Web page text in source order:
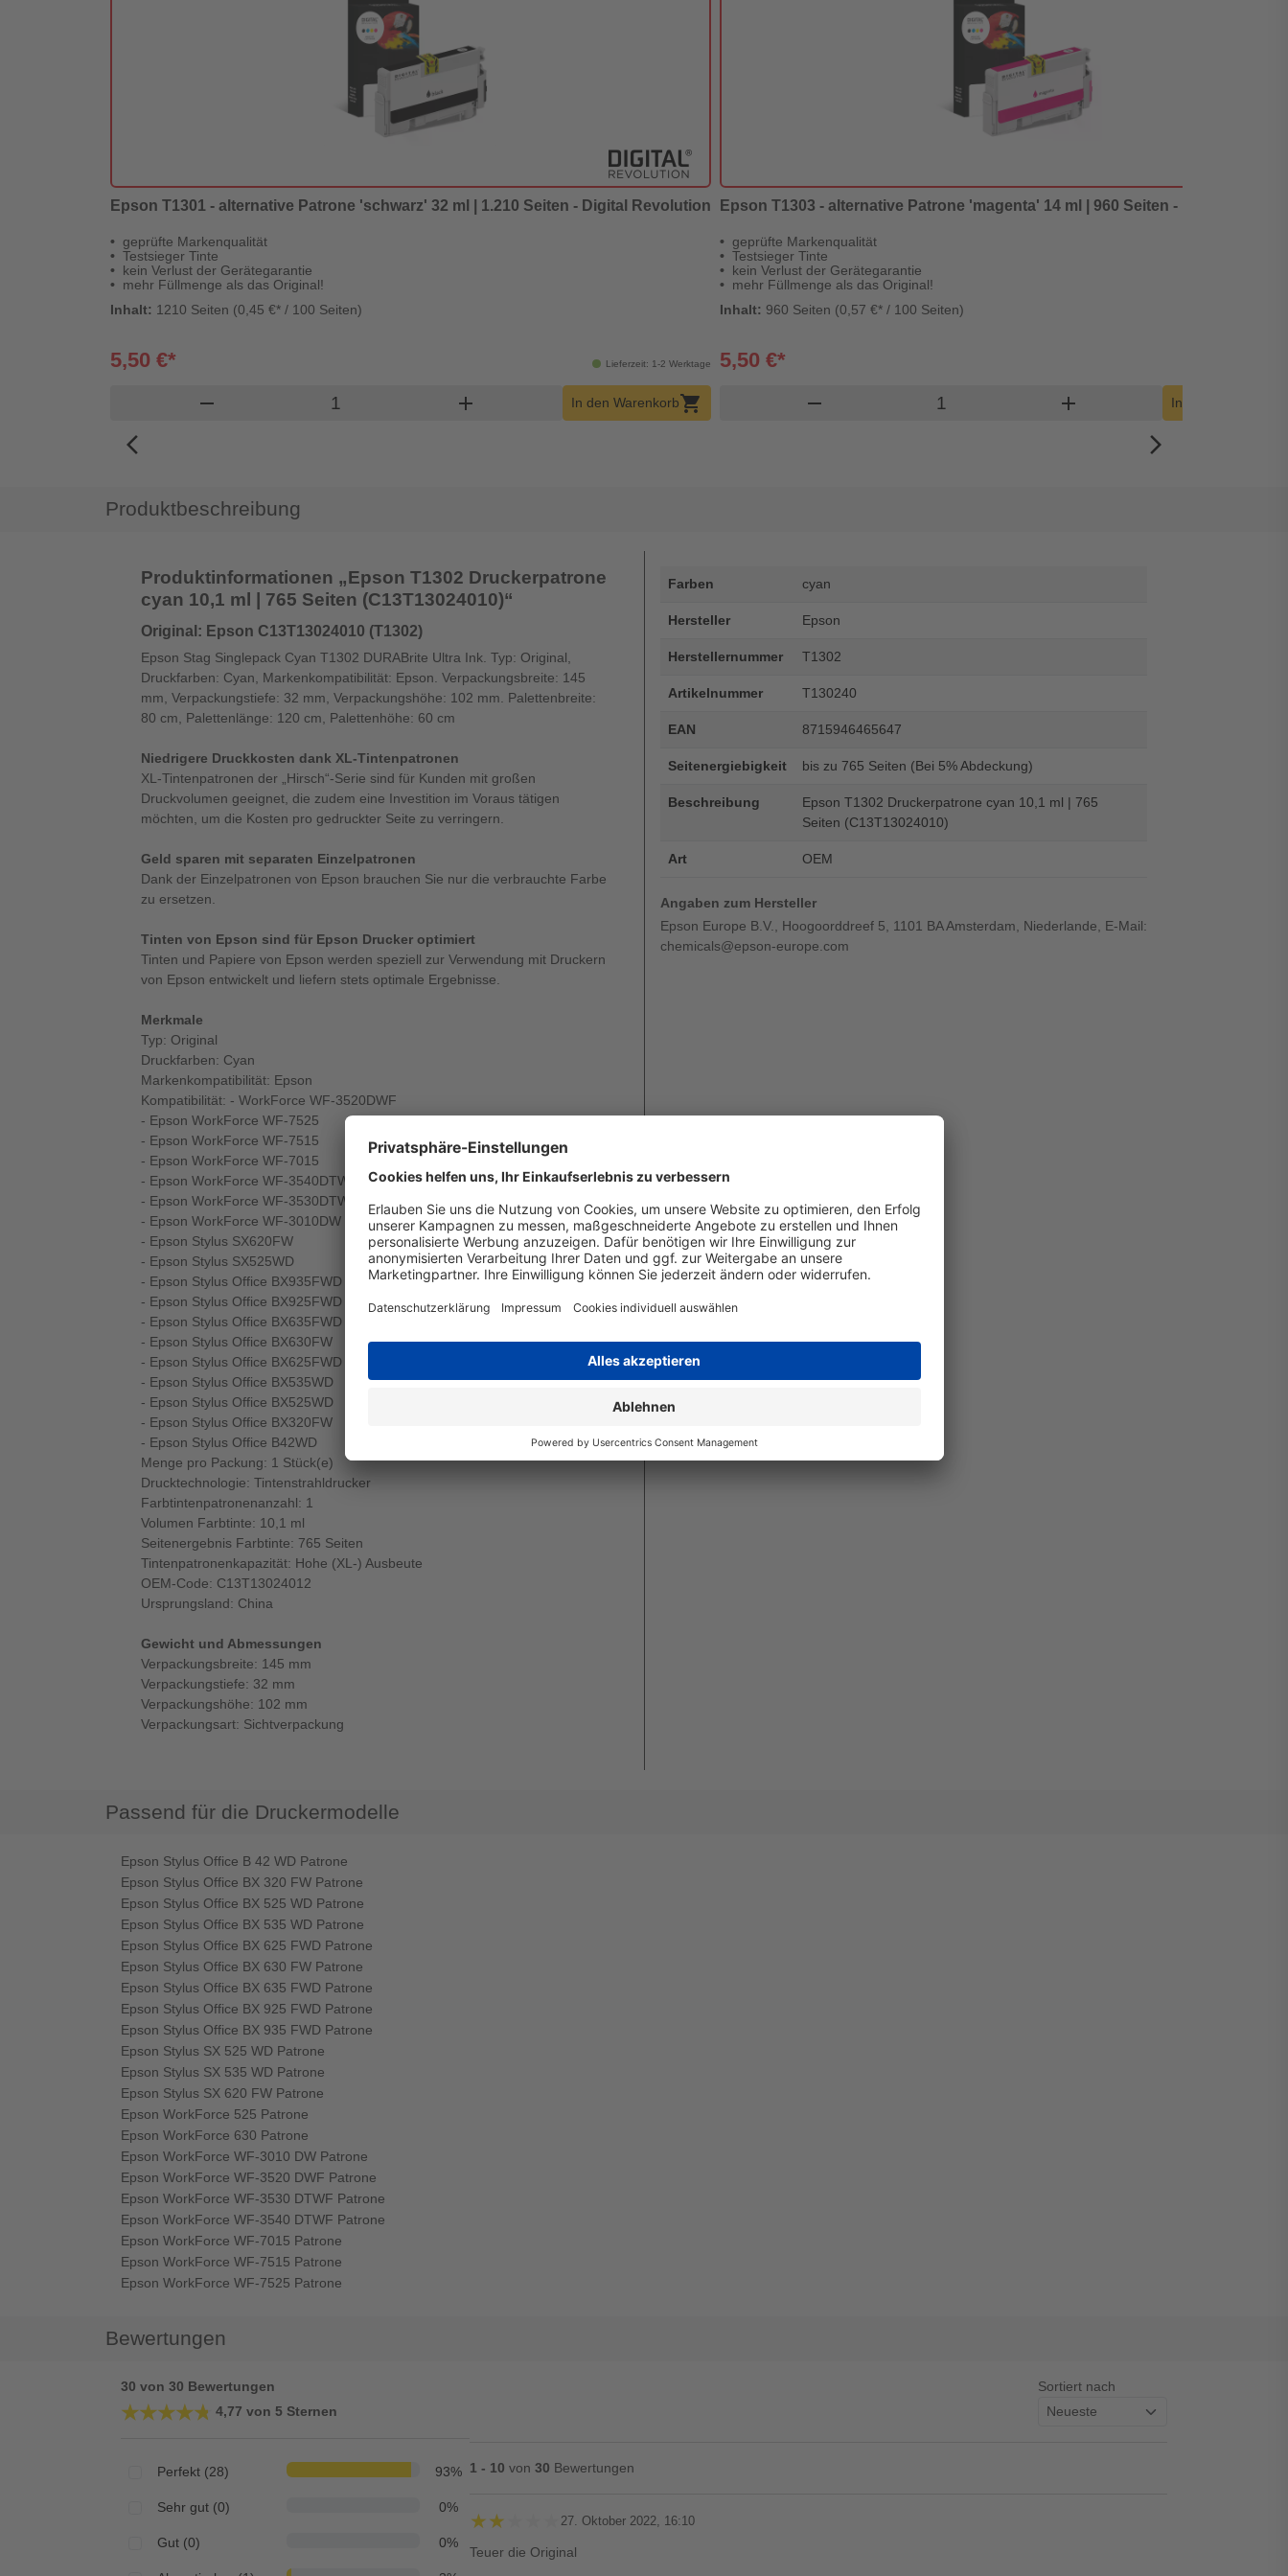
Epson T1301 - alternative Patrone 'schwarz' 32 ml | 1.210 Seiten - Digital Revolution
geprüfte Markenqualität
Testsieger Tinte
kein Verlust der Gerätegarantie
mehr Füllmenge als das Original!
Inhalt: 1210 Seiten (0,45 €* / 100 Seiten)
Lieferzeit: 1-2 Werktage
5,50 €*
remove Produkt Warenkorb Menge
add In den Warenkorbshopping_cart
Epson T1303 - alternative Patrone 'magenta' 14 ml | 960 Seiten - Digital
geprüfte Markenqualität
Testsieger Tinte
kein Verlust der Gerätegarantie
mehr Füllmenge als das Original!
Inhalt: 960 Seiten (0,57 €* / 100 Seiten)
5,50 €*
remove Produkt Warenkorb Menge
add In den Warenkorb
arrow_back_ios_new
arrow_forward_ios
Produktbeschreibung
Produktinformationen „Epson T1302 Druckerpatrone
cyan 10,1 ml | 765 Seiten (C13T13024010)“
Original: Epson C13T13024010 (T1302)
Epson Stag Singlepack Cyan T1302 DURABrite Ultra Ink. Typ: Original,
Druckfarben: Cyan, Markenkompatibilität: Epson. Verpackungsbreite: 145
mm, Verpackungstiefe: 32 mm, Verpackungshöhe: 102 mm. Palettenbreite:
80 cm, Palettenlänge: 120 cm, Palettenhöhe: 60 cm
Niedrigere Druckkosten dank XL-Tintenpatronen
XL-Tintenpatronen der „Hirsch“-Serie sind für Kunden mit großen
Druckvolumen geeignet, die zudem eine Investition im Voraus tätigen
möchten, um die Kosten pro gedruckter Seite zu verringern.
Geld sparen mit separaten Einzelpatronen
Dank der Einzelpatronen von Epson brauchen Sie nur die verbrauchte Farbe
zu ersetzen.
Tinten von Epson sind für Epson Drucker optimiert
Tinten und Papiere von Epson werden speziell zur Verwendung mit Druckern
von Epson entwickelt und liefern stets optimale Ergebnisse.
Merkmale
Typ: Original
Druckfarben: Cyan
Markenkompatibilität: Epson
Kompatibilität: - WorkForce WF-3520DWF
- Epson WorkForce WF-7525
- Epson WorkForce WF-7515
- Epson WorkForce WF-7015
- Epson WorkForce WF-3540DTWF
- Epson WorkForce WF-3530DTWF
- Epson WorkForce WF-3010DW
- Epson Stylus SX620FW
- Epson Stylus SX525WD
- Epson Stylus Office BX935FWD
- Epson Stylus Office BX925FWD
- Epson Stylus Office BX635FWD
- Epson Stylus Office BX630FW
- Epson Stylus Office BX625FWD
- Epson Stylus Office BX535WD
- Epson Stylus Office BX525WD
- Epson Stylus Office BX320FW
- Epson Stylus Office B42WD
Menge pro Packung: 1 Stück(e)
Drucktechnologie: Tintenstrahldrucker
Farbtintenpatronenanzahl: 1
Volumen Farbtinte: 10,1 ml
Seitenergebnis Farbtinte: 765 Seiten
Tintenpatronenkapazität: Hohe (XL-) Ausbeute
OEM-Code: C13T13024012
Ursprungsland: China
Gewicht und Abmessungen
Verpackungsbreite: 145 mm
Verpackungstiefe: 32 mm
Verpackungshöhe: 102 mm
Verpackungsart: Sichtverpackung
Farben cyan
Hersteller Epson
Herstellernummer T1302
Artikelnummer T130240
EAN 8715946465647
Seitenergiebigkeit bis zu 765 Seiten (Bei 5% Abdeckung)
Beschreibung
Epson T1302 Druckerpatrone cyan 10,1 ml | 765
Seiten (C13T13024010)
Art OEM
Angaben zum Hersteller
Epson Europe B.V., Hoogoorddreef 5, 1101 BA Amsterdam, Niederlande, E-Mail:
chemicals@epson-europe.com
Passend für die Druckermodelle
Epson Stylus Office B 42 WD Patrone
Epson Stylus Office BX 320 FW Patrone
Epson Stylus Office BX 525 WD Patrone
Epson Stylus Office BX 535 WD Patrone
Epson Stylus Office BX 625 FWD Patrone
Epson Stylus Office BX 630 FW Patrone
Epson Stylus Office BX 635 FWD Patrone
Epson Stylus Office BX 925 FWD Patrone
Epson Stylus Office BX 935 FWD Patrone
Epson Stylus SX 525 WD Patrone
Epson Stylus SX 535 WD Patrone
Epson Stylus SX 620 FW Patrone
Epson WorkForce 525 Patrone
Epson WorkForce 630 Patrone
Epson WorkForce WF-3010 DW Patrone
Epson WorkForce WF-3520 DWF Patrone
Epson WorkForce WF-3530 DTWF Patrone
Epson WorkForce WF-3540 DTWF Patrone
Epson WorkForce WF-7015 Patrone
Epson WorkForce WF-7515 Patrone
Epson WorkForce WF-7525 Patrone
Bewertungen
30 von 30 Bewertungen
★★★★★
★★★★★ 4,77 von 5 Sternen
Perfekt (28) 93%
Sehr gut (0) 0%
Gut (0) 0%
Sortiert nach
1 - 10 von 30 Bewertungen
★★★★★
★★★★★ 27. Oktober 2022, 16:10
Teuer die Original